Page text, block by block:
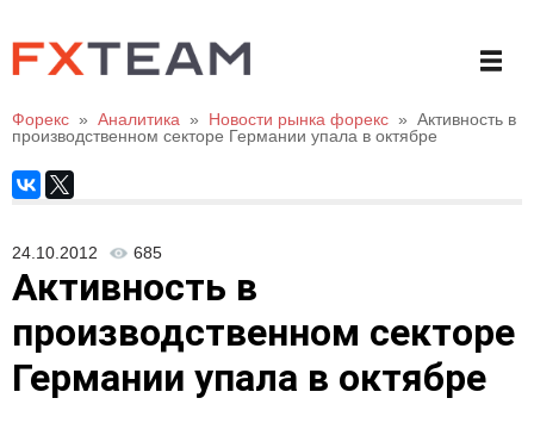
Форекс » Аналитика » Новости рынка форекс » Активность в
производственном секторе Германии упала в октябре
24.10.2012 685
Активность в
производственном секторе
Германии упала в октябре